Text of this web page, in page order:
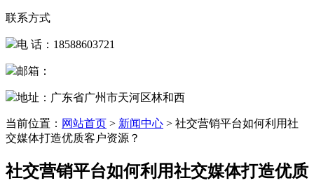
联系方式
电 话：18588603721
邮箱：
地址：广东省广州市天河区林和西
当前位置： 网站首页 > 新闻中心 > 社交营销平台如何利用社
交媒体打造优质客户资源？
社交营销平台如何利用社交媒体打造优质